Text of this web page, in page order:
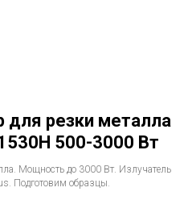
для резки металла
500-3000 Вт
Мощность до 3000 Вт. Излучатель
Подготовим образцы.